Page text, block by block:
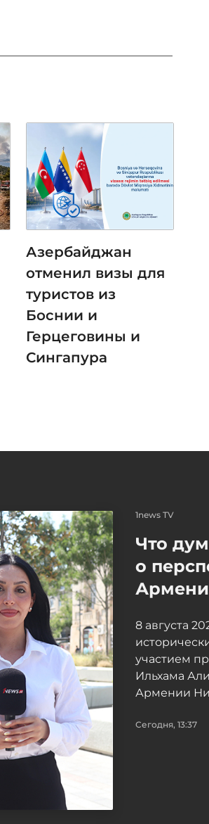
Азербайджан
отменил визы для
туристов из
Боснии и
Герцеговины и
Сингапура
1news TV
Что
о
8 августа
участием
Ильхама
Армении
Сегодня, 13:37